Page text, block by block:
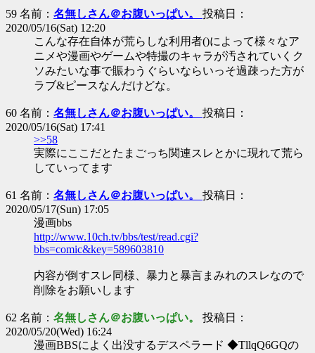
59 名前： 名無しさん＠お腹いっぱい。 投稿日：
2020/05/16(Sat) 12:20
こんな存在自体が荒らしな利用者()によって様々なア
ニメや漫画やゲームや特撮のキャラが汚されていくク
ソみたいな事で賑わうぐらいならいっそ過疎った方が
ラブ&ピースなんだけどな。
60 名前： 名無しさん＠お腹いっぱい。 投稿日：
2020/05/16(Sat) 17:41
>>58
実際にここだとたまごっち関連スレとかに現れて荒ら
していってます
61 名前： 名無しさん＠お腹いっぱい。 投稿日：
2020/05/17(Sun) 17:05
漫画bbs
http://www.10ch.tv/bbs/test/read.cgi?
bbs=comic&key=589603810
内容が倒すスレ同様、暴力と暴言まみれのスレなので
削除をお願いします
62 名前： 名無しさん＠お腹いっぱい。 投稿日：
2020/05/20(Wed) 16:24
漫画BBSによく出没するデスペラード ◆TllqQ6GQの